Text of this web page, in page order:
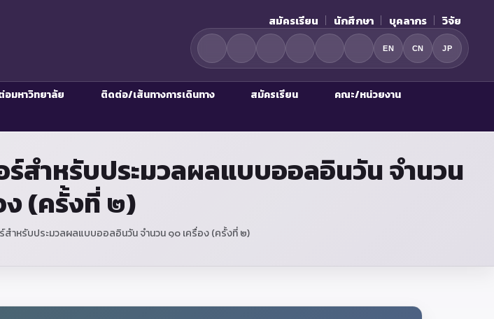
สมัครเรียน นักศึกษา บุคลากร วิจัย
EN CN JP
อมหาวิทยาลัย ติดต่อ/เส้นทางการเดินทาง สมัครเรียน
คณะ/หน่วยงาน
สำหรับประมวลผลแบบออลอินวัน จำนวน
ง (ครั้งที่ ๒)
ำหรับประมวลผลแบบออลอินวัน จำนวน ๑๐ เครื่อง (ครั้งที่ ๒)